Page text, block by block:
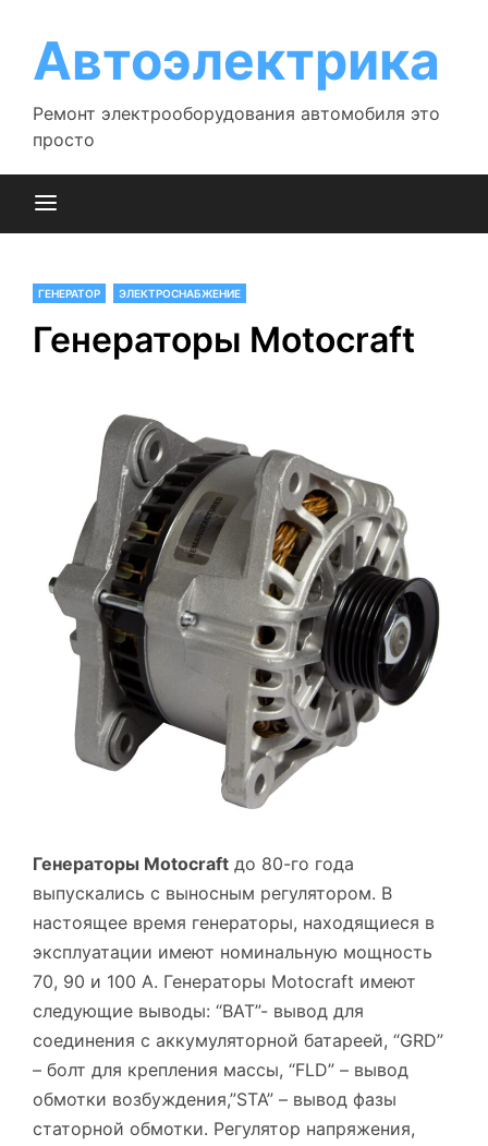
содержимому
Автоэлектрика
Ремонт электрооборудования автомобиля это
просто
ГЕНЕРАТОР ЭЛЕКТРОСНАБЖЕНИЕ
Генераторы Motocraft
Генераторы Motocraft до 80-го года
выпускались с выносным регулятором. В
настоящее время генераторы, находящиеся в
эксплуатации имеют номинальную мощность
70, 90 и 100 А. Генераторы Motocraft имеют
следующие выводы: “ВАТ”- вывод для
соединения с аккумуляторной батареей, “GRD”
– болт для крепления массы, “FLD” – вывод
обмотки возбуждения,”STA” – вывод фазы
статорной обмотки. Регулятор напряжения,